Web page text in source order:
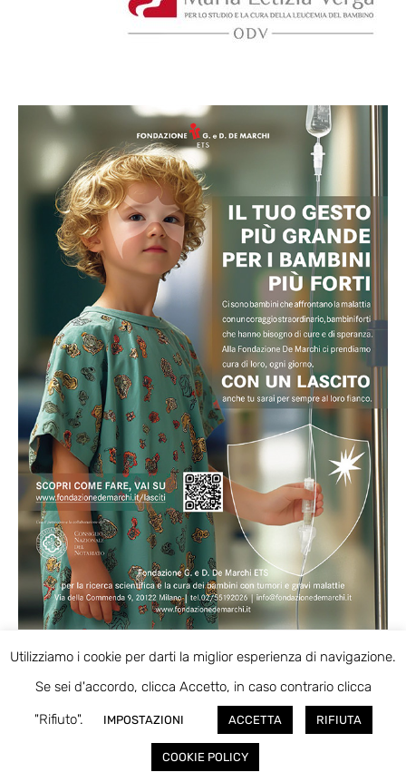
BEESOCIAL
Utilizziamo i cookie per darti la miglior esperienza di navigazione.
Se sei d'accordo, clicca Accetto, in caso contrario clicca
"Rifiuto".
IMPOSTAZIONI ACCETTA RIFIUTA
COOKIE POLICY